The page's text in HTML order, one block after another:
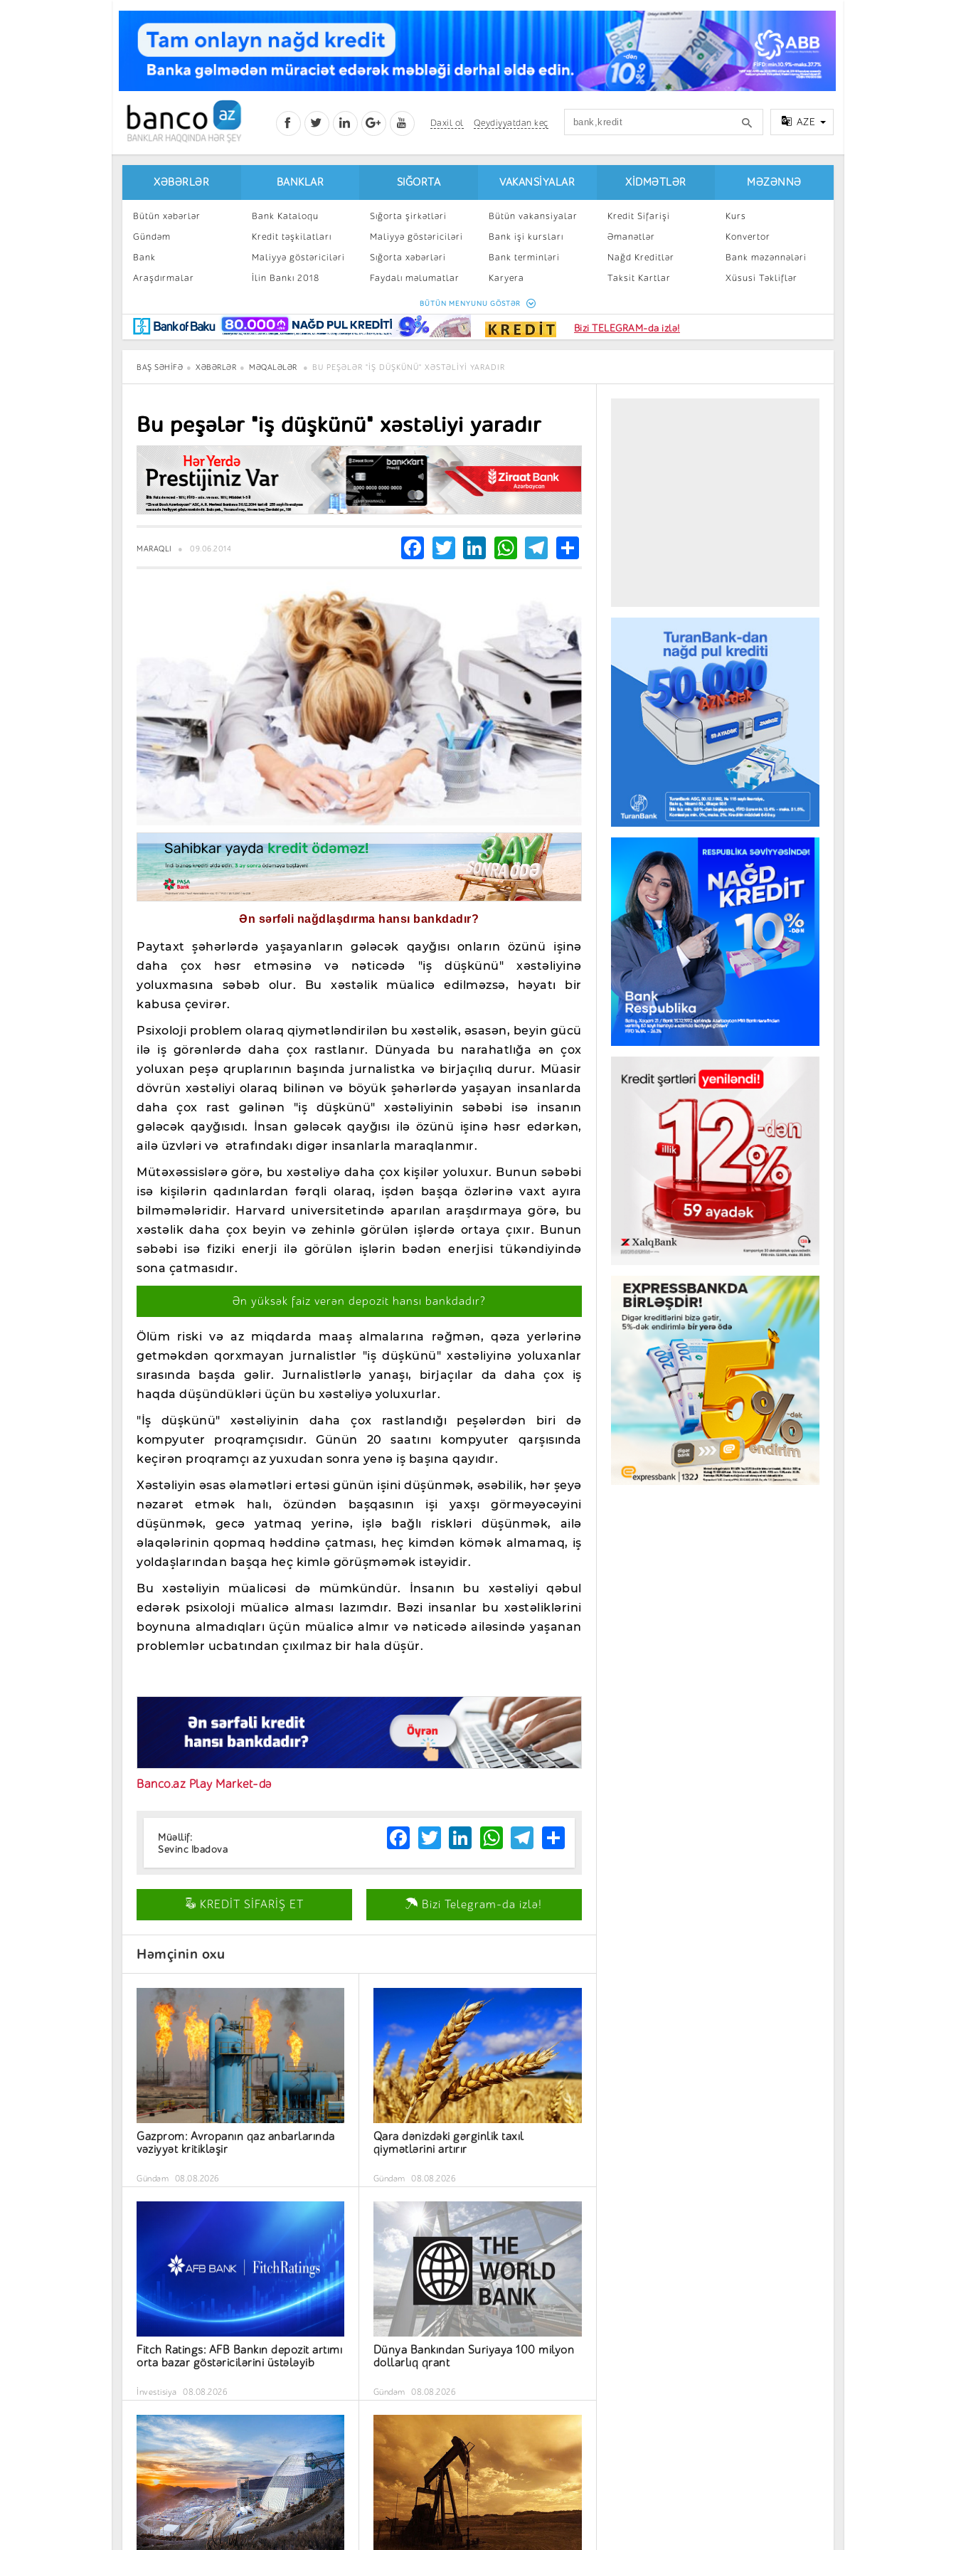
Daxil ol Qeydiyyatdan keç AZE
XƏBƏRLƏR
Bütün xəbərlər
Gündəm
Bank
Araşdırmalar
Maraqlı
BancoTV
Müsahibə
BANKLAR
Bank Kataloqu
Kredit təşkilatları
Maliyyə göstəriciləri
İlin Bankı 2018
SIĞORTA
Sığorta şirkətləri
Maliyyə göstəriciləri
Sığorta xəbərləri
Faydalı məlumatlar
Sığorta kalkulyatoru
VAKANSIYALAR
Bütün vakansiyalar
Bank işi kursları
Bank terminləri
Karyera
Peşakar inkişaf
XIDMƏTLƏR
Kredit Sifarişi
Əmanətlər
Nağd Kreditlər
Taksit Kartlar
Kart sifarişi
MƏZƏNNƏ
Kurs
Konvertor
Bank məzənnələri
Xüsusi Təkliflər
BÜTÜN MENYUNU GÖSTƏR
Bizi TELEGRAM-da izlə!
BAŞ SƏHIFƏ XƏBƏRLƏR MƏQALƏLƏR BU PEŞƏLƏR "IŞ DÜŞKÜNÜ" XƏSTƏLIYI YARADIR
Bu peşələr "iş düşkünü" xəstəliyi yaradır
MARAQLI 09.06.2014 Facebook
TwitterLinkedIn
WhatsApp
Telegram
Share
Ən sərfəli nağdlaşdırma hansı bankdadır?
Paytaxt şəhərlərdə yaşayanların gələcək qayğısı onların özünü işinə
daha çox həsr etməsinə və nəticədə "iş düşkünü" xəstəliyinə
yoluxmasına səbəb olur. Bu xəstəlik müalicə edilməzsə, həyatı bir
kabusa çevirər.
Psixoloji problem olaraq qiymətləndirilən bu xəstəlik, əsasən, beyin gücü
ilə iş görənlərdə daha çox rastlanır. Dünyada bu narahatlığa ən çox
yoluxan peşə qruplarının başında jurnalistka və birjaçılıq durur. Müasir
dövrün xəstəliyi olaraq bilinən və böyük şəhərlərdə yaşayan insanlarda
daha çox rast gəlinən "iş düşkünü" xəstəliyinin səbəbi isə insanın
gələcək qayğısıdı. İnsan gələcək qayğısı ilə özünü işinə həsr edərkən,
ailə üzvləri və ətrafındakı digər insanlarla maraqlanmır.
Mütəxəssislərə görə, bu xəstəliyə daha çox kişilər yoluxur. Bunun səbəbi
isə kişilərin qadınlardan fərqli olaraq, işdən başqa özlərinə vaxt ayıra
bilməmələridir. Harvard universitetində aparılan araşdırmaya görə, bu
xəstəlik daha çox beyin və zehinlə görülən işlərdə ortaya çıxır. Bunun
səbəbi isə fiziki enerji ilə görülən işlərin bədən enerjisi tükəndiyində
sona çatmasıdır.
Ən yüksək faiz verən depozit hansı bankdadır?
Ölüm riski və az miqdarda maaş almalarına rəğmən, qəza yerlərinə
getməkdən qorxmayan jurnalistlər "iş düşkünü" xəstəliyinə yoluxanlar
sırasında başda gəlir. Jurnalistlərlə yanaşı, birjaçılar da daha çox iş
haqda düşündükləri üçün bu xəstəliyə yoluxurlar.
"İş düşkünü" xəstəliyinin daha çox rastlandığı peşələrdən biri də
kompyuter proqramçısıdır. Günün 20 saatını kompyuter qarşısında
keçirən proqramçı az yuxudan sonra yenə iş başına qayıdır.
Xəstəliyin əsas əlamətləri ertəsi günün işini düşünmək, əsəbilik, hər şeyə
nəzarət etmək halı, özündən başqasının işi yaxşı görməyəcəyini
düşünmək, gecə yatmaq yerinə, işlə bağlı riskləri düşünmək, ailə
əlaqələrinin qopmaq həddinə çatması, heç kimdən kömək almamaq, iş
yoldaşlarından başqa heç kimlə görüşməmək istəyidir.
Bu xəstəliyin müalicəsi də mümkündür. İnsanın bu xəstəliyi qəbul
edərək psixoloji müalicə alması lazımdır. Bəzi insanlar bu xəstəliklərini
boynuna almadıqları üçün müalicə almır və nəticədə ailəsində yaşanan
problemlər ucbatından çıxılmaz bir hala düşür.
Banco.az Play Market-də
Müəllif:
Sevinc Ibadova
Facebook
TwitterLinkedIn
WhatsApp
Telegram
Share
KREDİT SİFARİŞ ET Bizi Telegram-da izlə!
Həmçinin oxu
Gazprom: Avropanın qaz anbarlarında
vəziyyət kritikləşir
Gündəm 08.08.2026
Qara dənizdəki gərginlik taxıl
qiymətlərini artırır
Gündəm 08.08.2026
Fitch Ratings: AFB Bankın depozit artımı
orta bazar göstəricilərini üstələyib
İnvestisiya 08.08.2026
Dünya Bankından Suriyaya 100 milyon
dollarlıq qrant
Gündəm 08.08.2026